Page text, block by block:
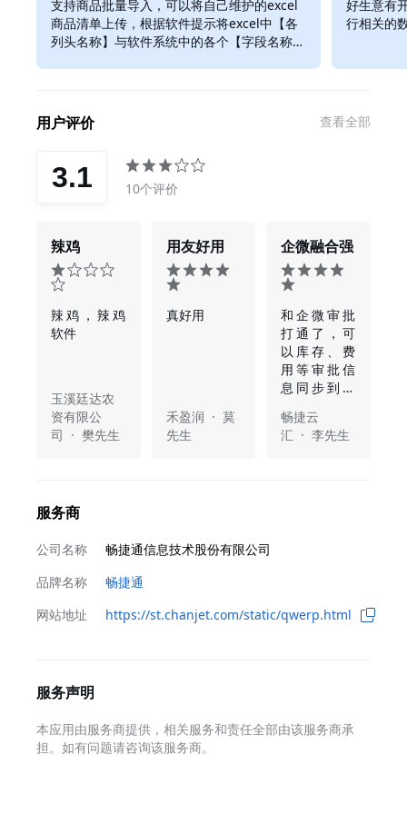
7、产成品入库单成本单价字段支持自定义公式
8、调拨单的数量，成本字段支持自定义公式
9、打印箱码去掉打印份数
10、选项设置-成本核算-入库成本/零成本的成本设置支持优
12、打印模板中心属性设置增加空列不打印
当满足固定行数的情况按照固定行数打印，不满足固定行的
情况，空白行不打印
支持商品批量导入，可以将自己维护的excel
商品清单上传，根据软件提示将excel中【各
列头名称】与软件系统中的各个【字段名称】
好生意有
行相关的
用户评价 查看全部
3.1 10个评价
辣鸡
辣鸡，辣鸡
软件
玉溪廷达农
资有限公
司 · 樊先生
用友好用
真好用
禾盈润 · 莫
先生
企微融合强
和企微审批
打通了，可
以库存、费
用等审批信
息同步到软
多了
畅捷云
汇 · 李先生
服务商
公司名称
畅捷通信息技术股份有限公司
品牌名称
畅捷通
网站地址
https://st.chanjet.com/static/qwerp.html
服务声明
本应用由服务商提供，相关服务和责任全部由该服务商承
担。如有问题请咨询该服务商。